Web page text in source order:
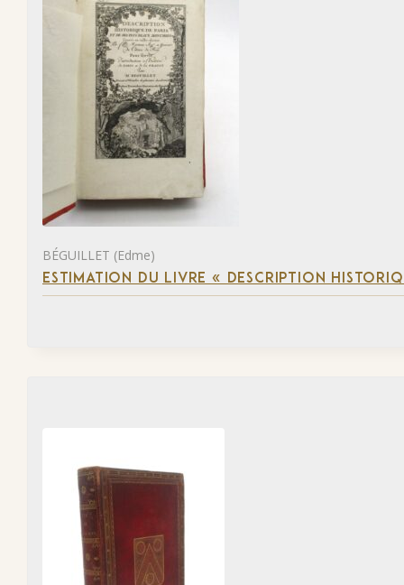
BÉGUILLET (Edme)
ESTIMATION DU LIVRE « DESCRIPTION